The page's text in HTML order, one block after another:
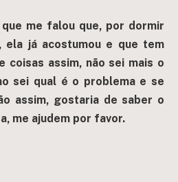
me falou que, por dormir
ela já acostumou e que tem
coisas assim, não sei mais o
sei qual é o problema e se
assim, gostaria de saber o
me ajudem por favor.